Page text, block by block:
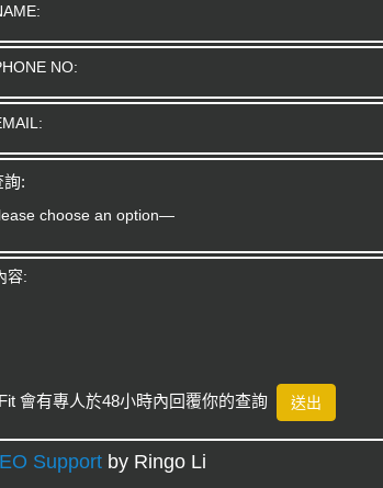
詢:
會有專人於48小時內回覆你的查詢
Support by Ringo Li